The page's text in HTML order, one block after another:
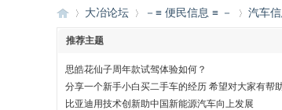
»
大冶论坛 －≡ 便民信息 ≡ －
›
汽车
推荐主题
思皓花仙子周年款试驾体验如何？
分享一个新手小白买二手车的经历 希望对大家有帮
比亚迪用技术创新助中国新能源汽车向上发展